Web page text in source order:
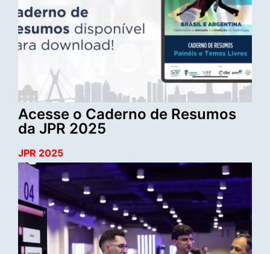
Acesse o Caderno de Resumos
da JPR 2025
JPR 2025